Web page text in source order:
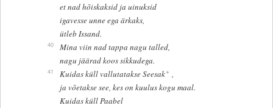
et nad hõiskaksid ja uinuksid
igavesse unne ega ärkaks,
ütleb Issand.
40
Mina viin nad tappa nagu talled,
nagu jäärad koos sikkudega.
41 Kuidas küll vallutatakse Seesak+,
ja võetakse see, kes on kuulus kogu maal.
Kuidas küll Paabel